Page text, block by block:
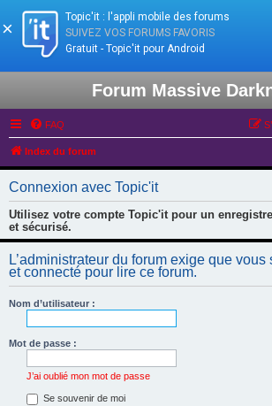
Forum Massive
FAQ
Index du forum
Connexion avec Topic'it
Utilisez votre compte Topic'it pour un
et sécurisé.
L’administrateur du forum exige que
et connecté pour lire ce forum.
Nom d’utilisateur :
Mot de passe :
J’ai oublié mon mot de passe
Se souvenir de moi
×
Topic'it : l'appli mobile des forums
SUIVEZ VOS FORUMS FAVORIS
Gratuit - Topic'it pour Android